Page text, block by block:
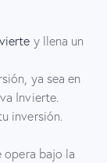
y llena un
ya sea en
Invierte.
inversión.
opera bajo la